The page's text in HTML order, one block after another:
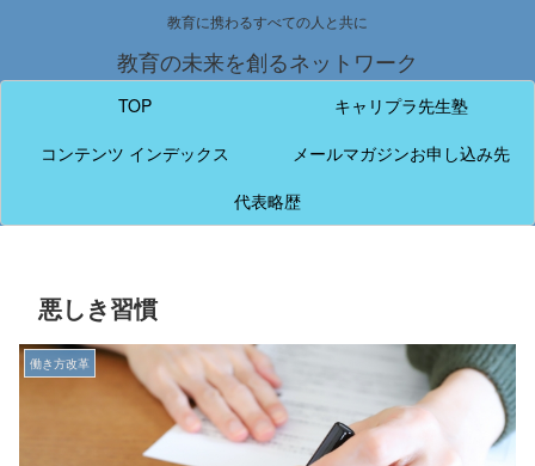
教育に携わるすべての人と共に
教育の未来を創るネットワーク
TOP
キャリプラ先生塾
コンテンツ インデックス
メールマガジンお申し込み先
代表略歴
悪しき習慣
働き方改革